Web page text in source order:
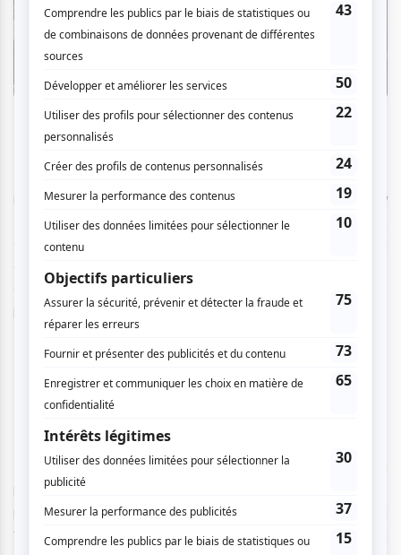
Crédit photo : Vivien Gaumand, Théâtre de Verdure
Le 11 juin, pour ouvrir le bal estival, l’auteur-compositeur-
interprète Émile Proulx-Cloutier présentera dès 20h30
Ma
main au feu, un spectacle d’ouverture tout en chanson,
dans lequel se retrouveront les nouveaux morceaux de son
de son répertoire. Ce spectacle gratuit est accessible sous
présentation de billets,disponibles à la réservation dès le
28 mai.
Des corps en mouvement
La danse est une fois de plus placée au centre de la
programmation du Théâtre de Verdure explorant des
propositions issues des danses urbaines, du swing, du
flamenco, des traditions colombiennes et de la création